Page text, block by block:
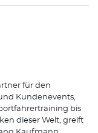
für den
Kundenevents,
bis
dieser Welt, greift